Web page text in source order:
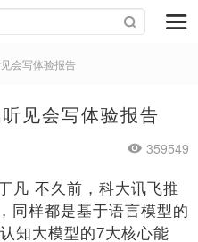
会写体验报告
见会写体验报告
359549
凡 不久前，科大讯飞推
同样都是基于语言模型的
知大模型的7大核心能